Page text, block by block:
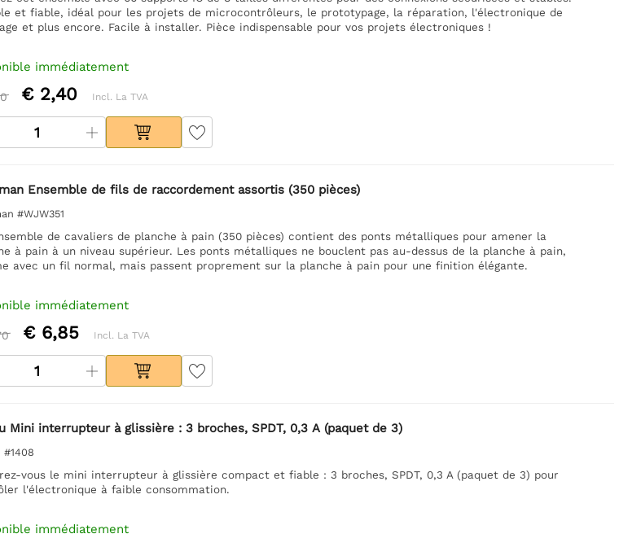
et fiable, idéal pour les projets de microcontrôleurs, le prototypage, la réparation, l'électronique de
et plus encore. Facile à installer. Pièce indispensable pour vos projets électroniques !
immédiatement
€ 2,40 Incl. La TVA
Ensemble de fils de raccordement assortis (350 pièces)
#WJW351
de cavaliers de planche à pain (350 pièces) contient des ponts métalliques pour amener la
à pain à un niveau supérieur. Les ponts métalliques ne bouclent pas au-dessus de la planche à pain,
avec un fil normal, mais passent proprement sur la planche à pain pour une finition élégante.
immédiatement
€ 6,85 Incl. La TVA
Mini interrupteur à glissière : 3 broches, SPDT, 0,3 A (paquet de 3)
#1408
vous le mini interrupteur à glissière compact et fiable : 3 broches, SPDT, 0,3 A (paquet de 3) pour
l'électronique à faible consommation.
immédiatement